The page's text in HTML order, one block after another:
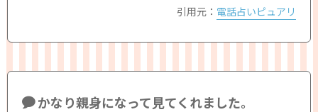
引用元： 電話占いピュアリ
かなり親身になって見てくれました。